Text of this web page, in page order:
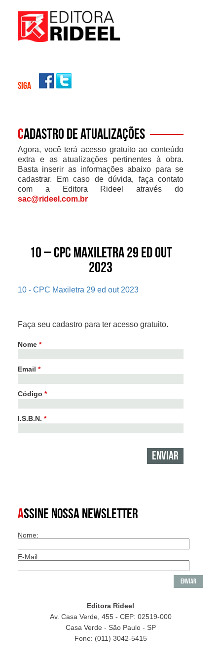
SIGA
Cadastro de atualizações
Agora, você terá acesso gratuito ao conteúdo
extra e as atualizações pertinentes à obra.
Basta inserir as informações abaixo para se
cadastrar. Em caso de dúvida, faça contato
com a Editora Rideel através do
sac@rideel.com.br
10 – CPC Maxiletra 29 ed out
2023
10 - CPC Maxiletra 29 ed out 2023
Faça seu cadastro para ter acesso gratuito.
Nome *
Email *
Código *
I.S.B.N. *
ASSINE NOSSA NEWSLETTER
Nome:
E-Mail:
Editora Rideel
Av. Casa Verde, 455 - CEP: 02519-000
Casa Verde - São Paulo - SP
Fone: (011) 3042-5415